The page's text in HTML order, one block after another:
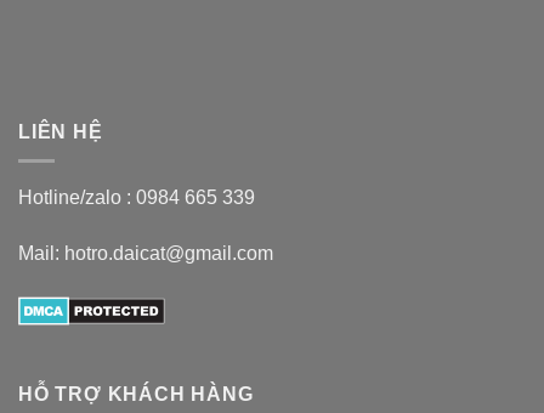
LIÊN HỆ
Hotline/zalo : 0984 665 339
Mail: hotro.daicat@gmail.com
HỖ TRỢ KHÁCH HÀNG